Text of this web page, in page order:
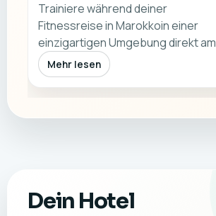
Trainiere während deiner
Fitnessreise in Marokkoin einer
einzigartigen Umgebung direkt am
Atlantik. Freue dich…
Mehr lesen
Dein Hotel